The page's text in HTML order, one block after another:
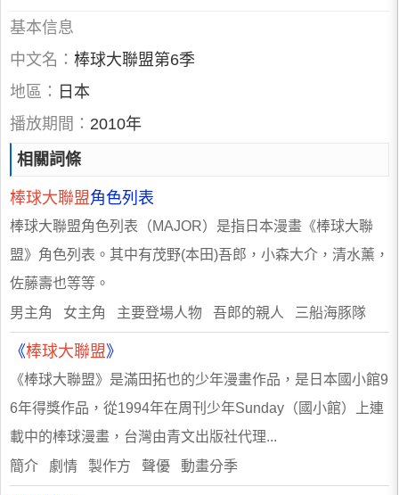
基本信息
中文名： 棒球大聯盟第6季
地區： 日本
播放期間： 2010年
相關詞條
棒球大聯盟角色列表
棒球大聯盟角色列表（MAJOR）是指日本漫畫《棒球大聯
盟》角色列表。其中有茂野(本田)吾郎，小森大介，清水薰，
佐藤壽也等等。
男主角 女主角 主要登場人物 吾郎的親人 三船海豚隊
《棒球大聯盟》
《棒球大聯盟》是滿田拓也的少年漫畫作品，是日本國小館9
6年得獎作品，從1994年在周刊少年Sunday（國小館）上連
載中的棒球漫畫，台灣由青文出版社代理...
簡介 劇情 製作方 聲優 動畫分季